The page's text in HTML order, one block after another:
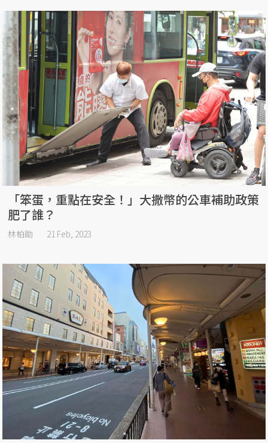
「笨蛋，重點在安全！」大撒幣的公車補助政策
肥了誰？
林柏勛 21 Feb, 2023